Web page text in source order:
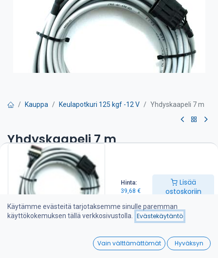
Hinta:
39,68 €
Lisää
ostoskoriin
Wishlist
Kauppa Keulapotkuri 125 kgf -12 V Yhdyskaapeli 7 m
Yhdyskaapeli 7 m
39,68€
Lisää ostoskoriin
Lisää toivelistalle
Käytämme evästeitä tarjotaksemme sinulle paremman
käyttökokemuksen tällä verkkosivustolla.
Evästekäytäntö
Vain välttämättömät Hyväksyn